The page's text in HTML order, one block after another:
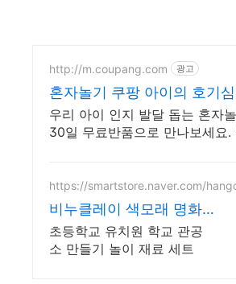
http://m.coupang.com 광고
혼자놀기 쿠팡 아이의 호기
우리 아이 인지 발달 돕는 혼자
30일 무료반품으로 만나보세요.
https://smartstore.naver.com/
비누클레이 색모래 명화
그리기
초등학교 유치원 학교 관공
소 만들기 놀이 재료 세트